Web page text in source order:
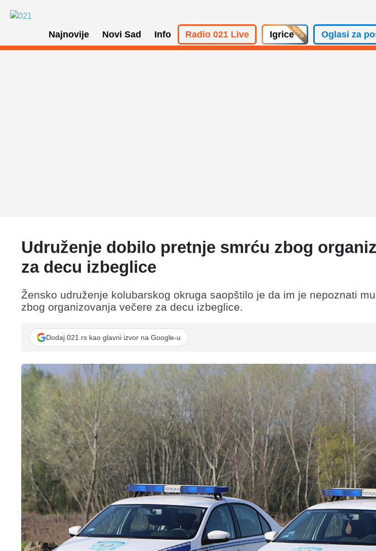
Najnovije Novi Sad Info Radio 021 Live Igrice Oglasi za
Udruženje dobilo pretnje smrću zbog
za decu izbeglice
Žensko udruženje kolubarskog okruga saopštilo je da im je nepoznati
zbog organizovanja večere za decu izbeglice.
Dodaj 021.rs kao glavni izvor na Google-u